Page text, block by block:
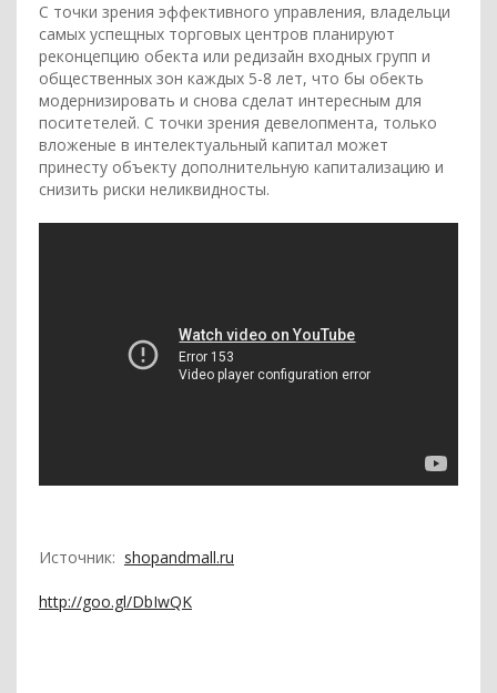
С точки зрения эффективного управления, владельци
самых успещных торговых центров планируют
реконцепцию обекта или редизайн входных групп и
общественных зон каждых 5-8 лет, что бы обекть
модернизировать и снова сделат интересным для
поситетелей. С точки зрения девелопмента, только
вложеные в интелектуальный капитал может
принесту объекту дополнительную капитализацию и
снизить риски неликвидносты.
Источник: shopandmall.ru
http://goo.gl/DbIwQK